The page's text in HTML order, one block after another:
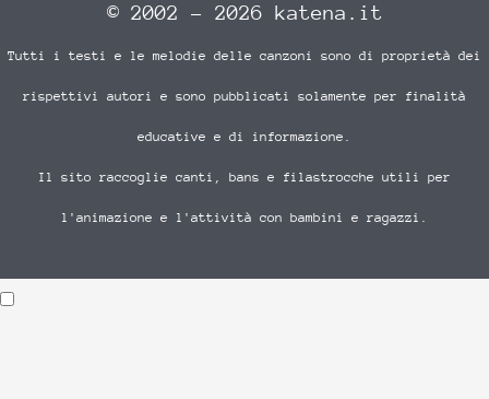
© 2002 - 2026 katena.it
Tutti i testi e le melodie delle canzoni sono di proprietà dei
rispettivi autori e sono pubblicati solamente per finalità
educative e di informazione.
Il sito raccoglie canti, bans e filastrocche utili per
l'animazione e l'attività con bambini e ragazzi.